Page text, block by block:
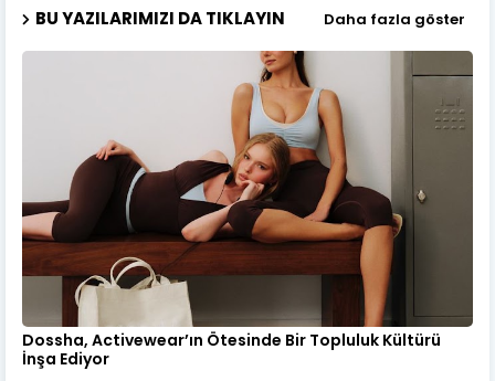
BU YAZILARIMIZI DA TIKLAYIN Daha fazla göster
Dossha, Activewear’ın Ötesinde Bir Topluluk Kültürü
İnşa Ediyor